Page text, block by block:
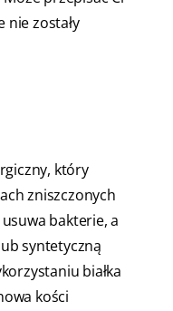
zostały
który
zniszczonych
bakterie, a
syntetyczną
białka
kości